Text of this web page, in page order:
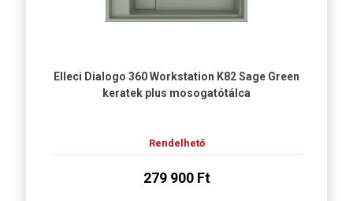
Elleci Dialogo 360 Workstation K82 Sage Green
keratek plus mosogatótálca
Rendelhető
279 900 Ft